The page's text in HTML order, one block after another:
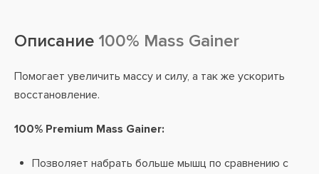
Описание 100% Mass Gainer
Помогает увеличить массу и силу, а так же ускорить
восстановление.
100% Premium Mass Gainer:
Позволяет набрать больше мышц по сравнению с